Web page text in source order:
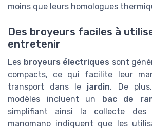
moins que leurs homologues
Des broyeurs faciles à
entretenir
Les broyeurs électriques sont
compacts, ce qui facilite leur
transport dans le jardin. De
modèles incluent un bac de
simplifiant ainsi la collecte des
manomano indiquent que les